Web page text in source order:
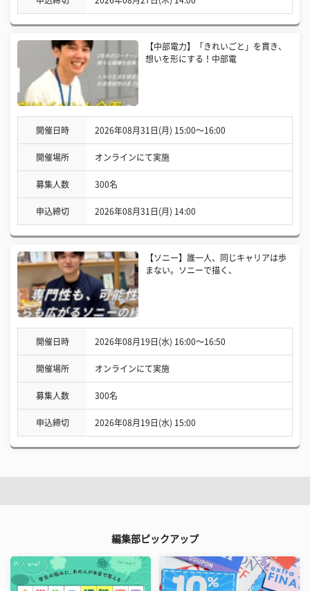
【中部電力】「きれいごと」を貫き、
想いを形にする！中部電
開催日時 2026年08月31日(月) 15:00〜16:00
開催場所 オンラインにて実施
募集人数 300名
申込締切 2026年08月31日(月) 14:00
【ソニー】誰一人、同じキャリアは歩
まない。ソニーで描く、
開催日時 2026年08月19日(水) 16:00〜16:50
開催場所 オンラインにて実施
募集人数 300名
申込締切 2026年08月19日(水) 15:00
編集部ピックアップ